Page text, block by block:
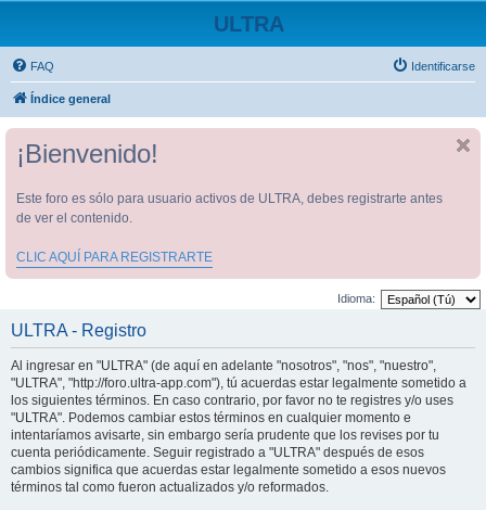
ULTRA
FAQ Identificarse
Índice general
¡Bienvenido!
Este foro es sólo para usuario activos de ULTRA, debes registrarte antes
de ver el contenido.
CLIC AQUÍ PARA REGISTRARTE
Idioma:
ULTRA - Registro
Al ingresar en "ULTRA" (de aquí en adelante "nosotros", "nos", "nuestro",
"ULTRA", "http://foro.ultra-app.com"), tú acuerdas estar legalmente sometido a
los siguientes términos. En caso contrario, por favor no te registres y/o uses
"ULTRA". Podemos cambiar estos términos en cualquier momento e
intentaríamos avisarte, sin embargo sería prudente que los revises por tu
cuenta periódicamente. Seguir registrado a "ULTRA" después de esos
cambios significa que acuerdas estar legalmente sometido a esos nuevos
términos tal como fueron actualizados y/o reformados.